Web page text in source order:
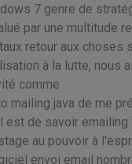
7 genre de
par une multitude
retour aux choses
à la lutte, nous
comme .
mailing java de me
de savoir
au pouvoir à
envoi email